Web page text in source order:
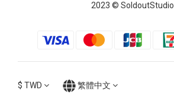
2023 © SoldoutStudio
$ TWD 繁體中文